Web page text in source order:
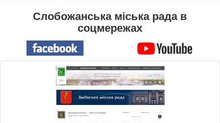
Слобожанська міська рада в
соцмережах